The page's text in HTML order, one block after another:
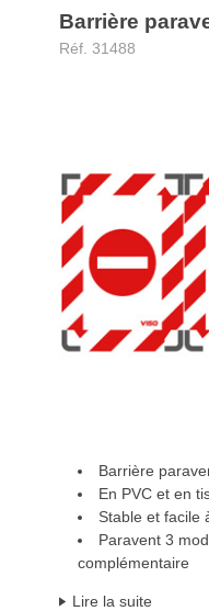
Barrière
Réf. 31488
Barrière
En PVC et en
Stable et facile
Paravent 3
complémentaire
Lire la suite